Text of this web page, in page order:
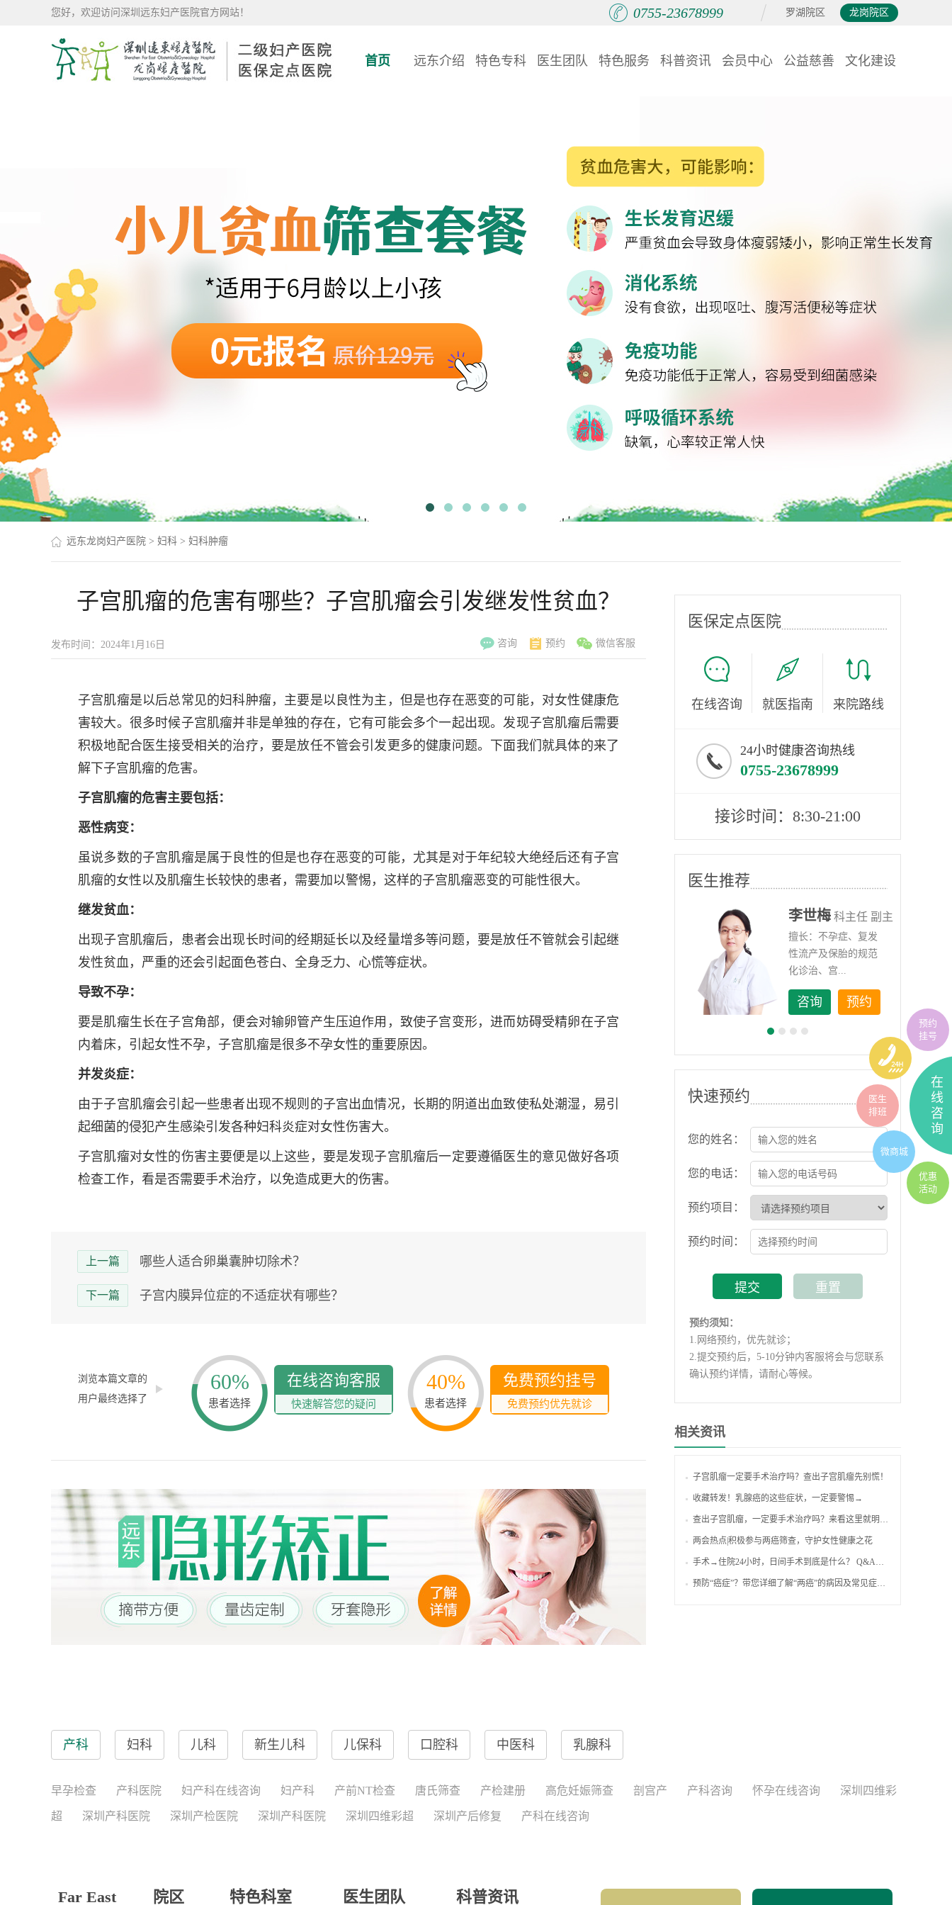
您好，欢迎访问深圳远东妇产医院官方网站！ 罗湖院区 龙岗院区
0755-23678999
首页 远东介绍 特色专科 医生团队 特色服务 科普资讯 会员中心 公益慈善 文化建设
远东龙岗妇产医院 > 妇科 > 妇科肿瘤
子宫肌瘤的危害有哪些？子宫肌瘤会引发继发性贫血？
发布时间：2024年1月16日 咨询 预约 微信客服
子宫肌瘤是以后总常见的妇科肿瘤，主要是以良性为主，但是也存在恶变的可能，对女性健康危
害较大。很多时候子宫肌瘤并非是单独的存在，它有可能会多个一起出现。发现子宫肌瘤后需要
积极地配合医生接受相关的治疗，要是放任不管会引发更多的健康问题。下面我们就具体的来了
解下子宫肌瘤的危害。
子宫肌瘤的危害主要包括：
恶性病变：
虽说多数的子宫肌瘤是属于良性的但是也存在恶变的可能，尤其是对于年纪较大绝经后还有子宫
肌瘤的女性以及肌瘤生长较快的患者，需要加以警惕，这样的子宫肌瘤恶变的可能性很大。
继发贫血：
出现子宫肌瘤后，患者会出现长时间的经期延长以及经量增多等问题，要是放任不管就会引起继
发性贫血，严重的还会引起面色苍白、全身乏力、心慌等症状。
导致不孕：
要是肌瘤生长在子宫角部，便会对输卵管产生压迫作用，致使子宫变形，进而妨碍受精卵在子宫
内着床，引起女性不孕，子宫肌瘤是很多不孕女性的重要原因。
并发炎症：
由于子宫肌瘤会引起一些患者出现不规则的子宫出血情况，长期的阴道出血致使私处潮湿，易引
起细菌的侵犯产生感染引发各种妇科炎症对女性伤害大。
子宫肌瘤对女性的伤害主要便是以上这些，要是发现子宫肌瘤后一定要遵循医生的意见做好各项
检查工作，看是否需要手术治疗，以免造成更大的伤害。
上一篇 哪些人适合卵巢囊肿切除术？
下一篇 子宫内膜异位症的不适症状有哪些？
浏览本篇文章的
用户最终选择了
60%
患者选择
在线咨询客服
快速解答您的疑问
40%
患者选择
免费预约挂号
免费预约优先就诊
医保定点医院
在线咨询 就医指南 来院路线
24小时健康咨询热线
0755-23678999
接诊时间：8:30-21:00
医生推荐
擅长：妇科常见病、
李世梅 科主任 副主
任医师
擅长：不孕症、复发
性流产及保胎的规范
化诊治、宫...
咨询 预约
快速预约
您的姓名：
您的电话：
预约项目：
预约时间：
预约须知：
1. 网络预约，优先就诊；
2.提交预约后，5-10分钟内客服将会与您联系
确认预约详情，请耐心等候。
相关资讯
子宫肌瘤一定要手术治疗吗？查出子宫肌瘤先别慌！
收藏转发！乳腺癌的这些症状，一定要警惕→
查出子宫肌瘤，一定要手术治疗吗？来看这里就明白了！
两会热点|积极参与两癌筛查，守护女性健康之花
手术→住院24小时，日间手术到底是什么？ Q&A来啦！
预防“癌症”？带您详细了解“两癌”的病因及常见症状表现！
产科 妇科 儿科 新生儿科 儿保科 口腔科 中医科 乳腺科
早孕检查 产科医院 妇产科在线咨询 妇产科 产前NT检查 唐氏筛查 产检建册 高危妊娠筛查 剖宫产 产科咨询 怀孕在线咨询 深圳四维彩
超 深圳产科医院 深圳产检医院 深圳产科医院 深圳四维彩超 深圳产后修复 产科在线咨询
Far East 院区 特色科室 医生团队 科普资讯
在
线
咨
询
预约
挂号
医生
排班
微商城
优惠
活动